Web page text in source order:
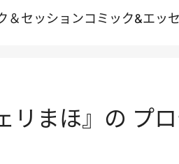
＆セッションコミック&エッ
リまほ』の プ